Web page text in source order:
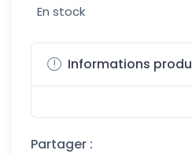
En stock
Informations
Partager :